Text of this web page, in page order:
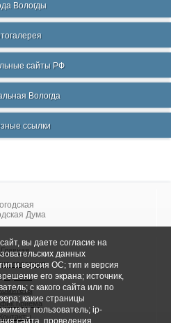
Вологды
сайты РФ
Вологда
ссылки
Дума
Главная
сведения
приема
Контакты
вы даете согласие на
данных
и версия ОС; тип и версия
его экрана; источник,
с какого сайта или по
какие страницы
пользователь; ip-
сайта, проведения